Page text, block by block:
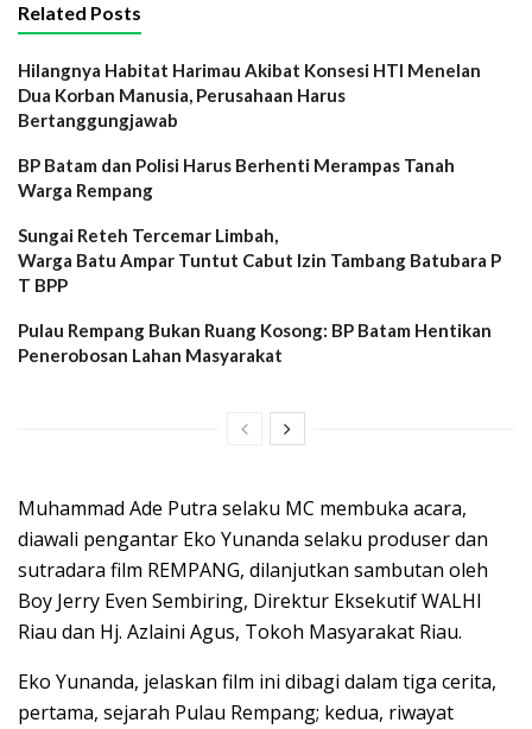
Related Posts
Hilangnya Habitat Harimau Akibat Konsesi HTI Menelan
Dua Korban Manusia, Perusahaan Harus
Bertanggungjawab
BP Batam dan Polisi Harus Berhenti Merampas Tanah
Warga Rempang
Sungai Reteh Tercemar Limbah,
Warga Batu Ampar Tuntut Cabut Izin Tambang Batubara P
T BPP
Pulau Rempang Bukan Ruang Kosong: BP Batam Hentikan
Penerobosan Lahan Masyarakat
Muhammad Ade Putra selaku MC membuka acara,
diawali pengantar Eko Yunanda selaku produser dan
sutradara film REMPANG, dilanjutkan sambutan oleh
Boy Jerry Even Sembiring, Direktur Eksekutif WALHI
Riau dan Hj. Azlaini Agus, Tokoh Masyarakat Riau.
Eko Yunanda, jelaskan film ini dibagi dalam tiga cerita,
pertama, sejarah Pulau Rempang; kedua, riwayat